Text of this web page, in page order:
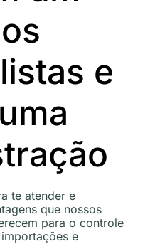
e
te atender e
que nossos
para o controle
e